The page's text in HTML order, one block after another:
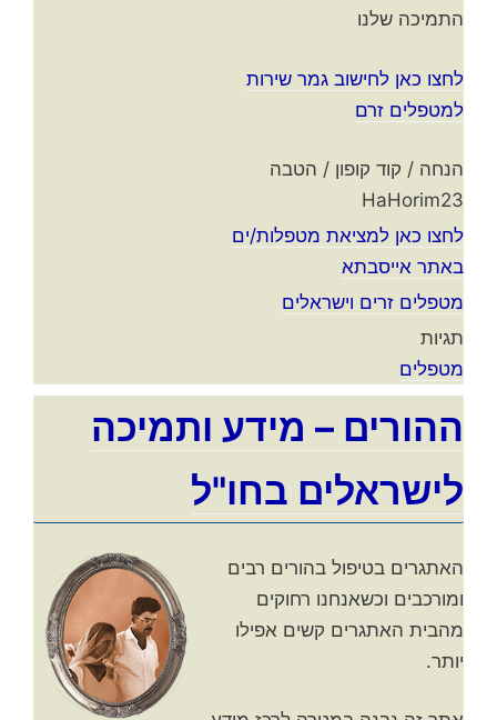
התמיכה שלנו
לחצו כאן לחישוב גמר שירות
למטפלים זרם
הנחה / קוד קופון / הטבה
HaHorim23
לחצו כאן למציאת מטפלות/ים
באתר אייסבתא
מטפלים זרים וישראלים
תגיות
מטפלים
ההורים – מידע ותמיכה
לישראלים בחו"ל
האתגרים בטיפול בהורים רבים
ומורכבים וכשאנחנו רחוקים
מהבית האתגרים קשים אפילו
יותר.